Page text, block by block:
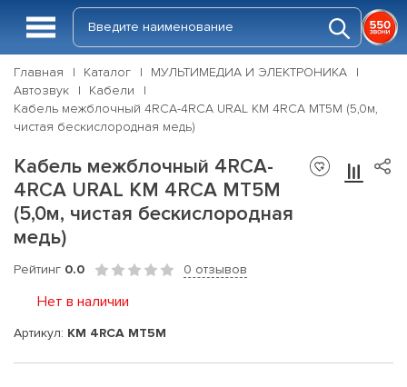
Главная Каталог
МУЛЬТИМЕДИА И ЭЛЕКТРОНИКА
Автозвук
Кабели
Кабель межблочный 4RCA-4RCA URAL КМ 4RCA МТ5М (5,0м,
чистая бескислородная медь)
Кабель межблочный 4RCA-
4RCA URAL КМ 4RCA МТ5М
(5,0м, чистая бескислородная
медь)
Рейтинг 0.0 0 отзывов
Нет в наличии
Артикул: КМ 4RCA МТ5М